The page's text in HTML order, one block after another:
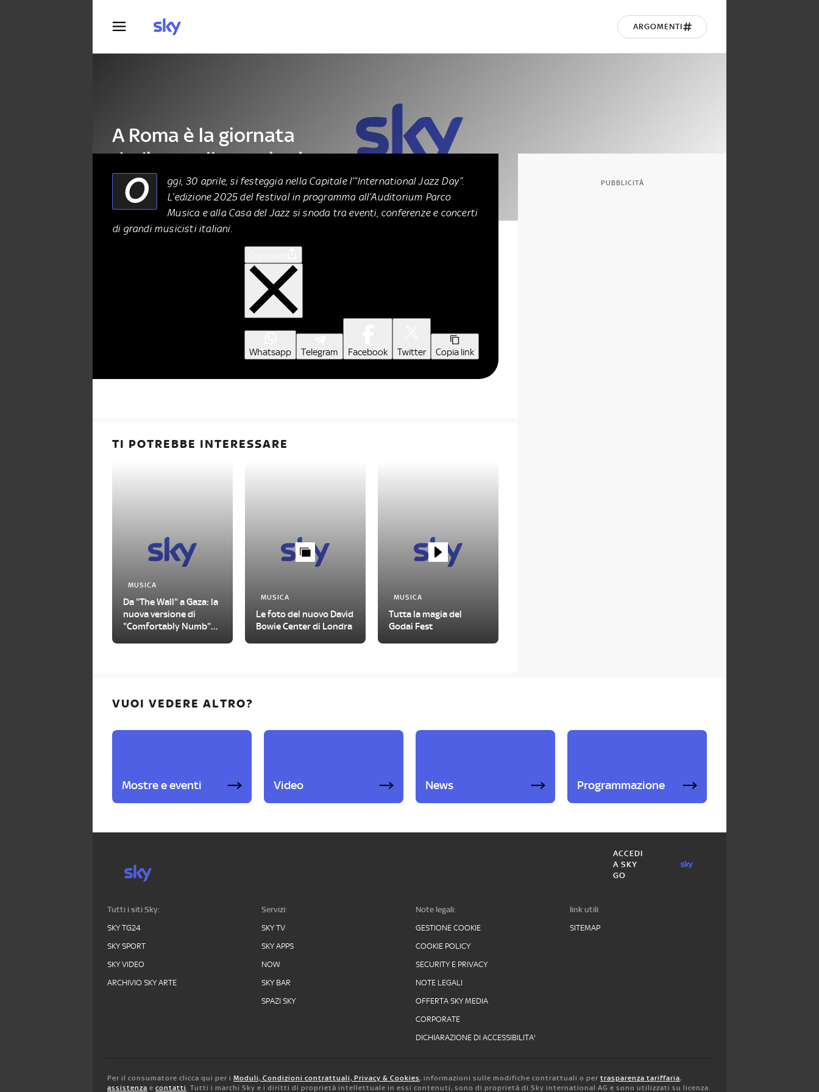
ARGOMENTI
A Roma è la giornata
dedicata alla musica jazz
MUSICA 30 Aprile 2025
O
ggi, 30 aprile, si festeggia nella Capitale l’“International Jazz Day”.
L’edizione 2025 del festival in programma all’Auditorium Parco
Musica e alla Casa del Jazz si snoda tra eventi, conferenze e concerti
di grandi musicisti italiani.
Whatsapp Telegram Facebook Twitter Copia link
TI POTREBBE INTERESSARE
MUSICA
Da "The Wall" a Gaza: la
nuova versione di
"Comfortably Numb"
MUSICA
Le foto del nuovo David
Bowie Center di Londra
MUSICA
Tutta la magia del
Godai Fest
PUBBLICITÀ
VUOI VEDERE ALTRO?
Mostre e eventi Video News Programmazione
ACCEDI
A SKY
GO
Tutti i siti Sky:
SKY TG24
SKY SPORT
SKY VIDEO
ARCHIVIO SKY ARTE
Servizi:
SKY TV
SKY APPS
NOW
SKY BAR
SPAZI SKY
Note legali:
GESTIONE COOKIE
COOKIE POLICY
SECURITY E PRIVACY
NOTE LEGALI
OFFERTA SKY MEDIA
CORPORATE
DICHIARAZIONE DI ACCESSIBILITA'
link utili
SITEMAP
Per il consumatore clicca qui per i Moduli, Condizioni contrattuali, Privacy & Cookies, informazioni sulle modifiche contrattuali o per trasparenza tariffaria,
assistenza e contatti. Tutti i marchi Sky e i diritti di proprietà intellettuale in essi contenuti, sono di proprietà di Sky international AG e sono utilizzati su licenza.